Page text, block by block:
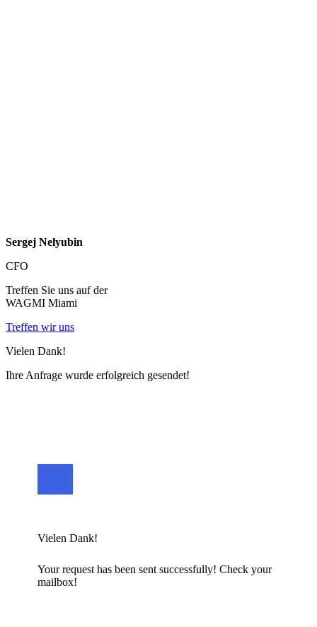
Sergej Nelyubin
CFO
Treffen Sie uns auf der
WAGMI Miami
Treffen wir uns
Vielen Dank!
Ihre Anfrage wurde erfolgreich gesendet!
Vielen Dank!
Your request has been sent successfully! Check your
mailbox!